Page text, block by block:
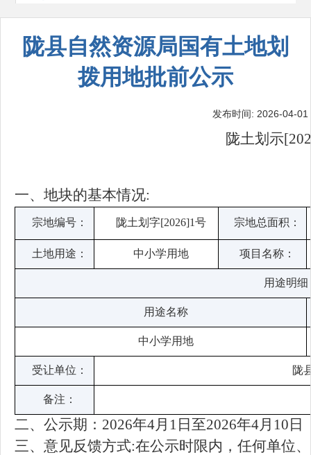
陇县自然资源局国有土地划
拨用地批前公示
发布时间: 2026-04-01
陇土划示
一、地块的基本情况:
宗地编号： 陇土划字[2026]1号 宗地总面积：
土地用途： 中小学用地 项目名称：
用途明细
用途名称
中小学用地
受让单位： 陇
备注：
二、 公示期：2026年4月1日至2026年4月10日
三、意见反馈方式:在公示时限内，任何单位